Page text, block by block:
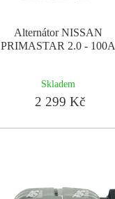
Alternátor NISSAN
PRIMASTAR 2.0 - 100A
Skladem
2 299 Kč